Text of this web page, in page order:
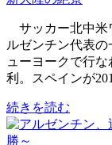
サッカー北中米
ルゼンチン代表
ューヨークで行
利。スペインが
続きを読む